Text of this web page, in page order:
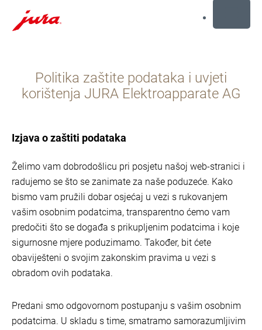
Preskoči
Politika zaštite podataka i uvjeti
korištenja JURA Elektroapparate AG
Izjava o zaštiti podataka
Želimo vam dobrodošlicu pri posjetu našoj web-stranici i
radujemo se što se zanimate za naše poduzeće. Kako
bismo vam pružili dobar osjećaj u vezi s rukovanjem
vašim osobnim podatcima, transparentno ćemo vam
predočiti što se događa s prikupljenim podatcima i koje
sigurnosne mjere poduzimamo. Također, bit ćete
obaviješteni o svojim zakonskim pravima u vezi s
obradom ovih podataka.
Predani smo odgovornom postupanju s vašim osobnim
podatcima. U skladu s time, smatramo samorazumljivim